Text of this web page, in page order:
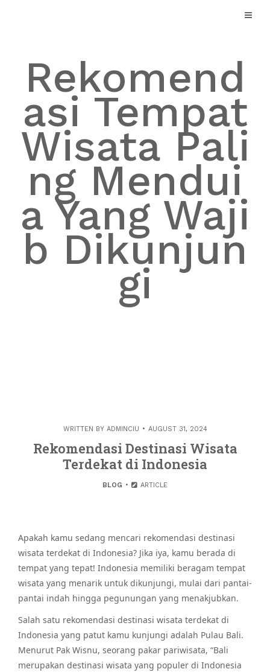
Rekomend
asi Tempat
Wisata Pali
ng Mendui
a Yang Waji
b Dikunjun
gi
WRITTEN BY ADMINCIU AUGUST 31, 2024
Rekomendasi Destinasi Wisata
Terdekat di Indonesia
BLOG ARTICLE
Apakah kamu sedang mencari rekomendasi destinasi
wisata terdekat di Indonesia? Jika iya, kamu berada di
tempat yang tepat! Indonesia memiliki beragam tempat
wisata yang menarik untuk dikunjungi, mulai dari pantai-
pantai indah hingga pegunungan yang menakjubkan.
Salah satu rekomendasi destinasi wisata terdekat di
Indonesia yang patut kamu kunjungi adalah Pulau Bali.
Menurut Pak Wisnu, seorang pakar pariwisata, “Bali
merupakan destinasi wisata yang populer di Indonesia